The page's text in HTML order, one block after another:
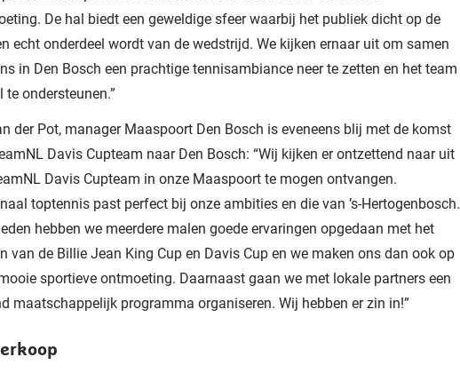
De hal biedt een geweldige sfeer waarbij het publiek dicht op de
echt onderdeel wordt van de wedstrijd. We kijken ernaar uit om samen
in Den Bosch een prachtige tennisambiance neer te zetten en het team
ondersteunen.”
der Pot, manager Maaspoort Den Bosch is eveneens blij met de komst
Davis Cupteam naar Den Bosch: “Wij kijken er ontzettend naar uit
Davis Cupteam in onze Maaspoort te mogen ontvangen.
toptennis past perfect bij onze ambities en die van ’s-Hertogenbosch.
hebben we meerdere malen goede ervaringen opgedaan met het
van de Billie Jean King Cup en Davis Cup en we maken ons dan ook op
sportieve ontmoeting. Daarnaast gaan we met lokale partners een
maatschappelijk programma organiseren. Wij hebben er zin in!”